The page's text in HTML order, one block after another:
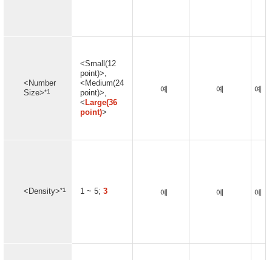
<Number
Size>*1
<Small(12
point)>,
<Medium(24
point)>,
< Large(36
point)>
예 예 예
<Density>*1 1 ~ 5; 3 예 예 예